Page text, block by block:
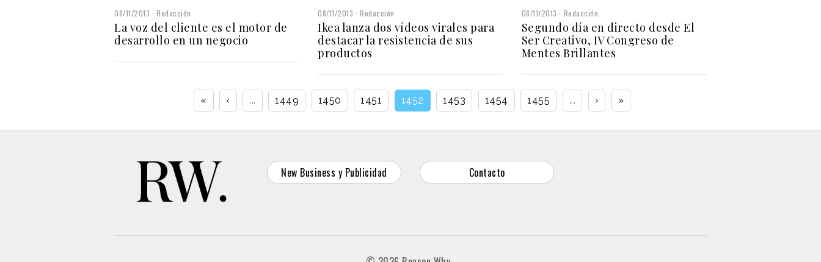
08/11/2013 Redacción
La voz del cliente es el motor de
desarrollo en un negocio
08/11/2013 Redacción
Ikea lanza dos vídeos virales para
destacar la resistencia de sus
productos
08/11/2013 Redacción
Segundo día en directo desde El
Ser Creativo, IV Congreso de
Mentes Brillantes
« ‹ ... 1449 1450 1451 1452 1453 1454 1455 ... › »
New Business y Publicidad Contacto